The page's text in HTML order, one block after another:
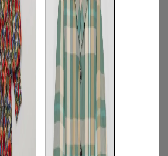
特集 /
【夏に映える別注ワンピース】ディウ
カ・レリル・アローブの特別なドレスが
登場！
2026.07.23